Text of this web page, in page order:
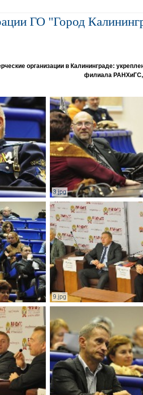
ГО "Город
организации в Калининграде:
филиала РАНХиГС,
3.jpg
9.jpg